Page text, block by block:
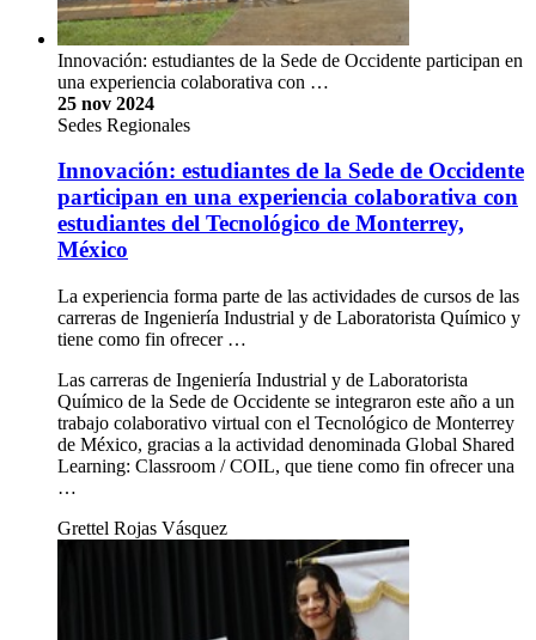
Innovación: estudiantes de la Sede de Occidente participan en
una experiencia colaborativa con …
25 nov 2024
Sedes Regionales
Innovación: estudiantes de la Sede de Occidente
participan en una experiencia colaborativa con
estudiantes del Tecnológico de Monterrey,
México
La experiencia forma parte de las actividades de cursos de las
carreras de Ingeniería Industrial y de Laboratorista Químico y
tiene como fin ofrecer …
Las carreras de Ingeniería Industrial y de Laboratorista
Químico de la Sede de Occidente se integraron este año a un
trabajo colaborativo virtual con el Tecnológico de Monterrey
de México, gracias a la actividad denominada Global Shared
Learning: Classroom / COIL, que tiene como fin ofrecer una
…
Grettel Rojas Vásquez